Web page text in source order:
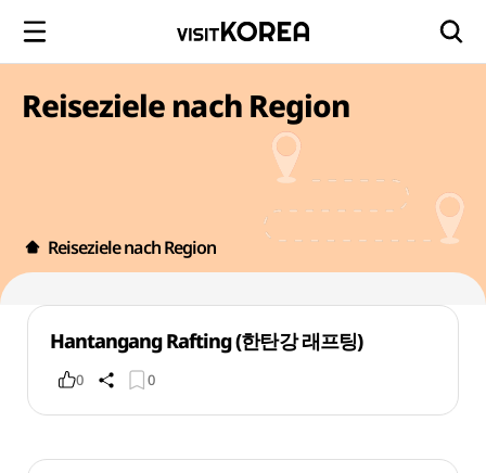
Reiseziele nach Region
Reiseziele nach Region
Hantangang Rafting (한탄강 래프팅)
0 0